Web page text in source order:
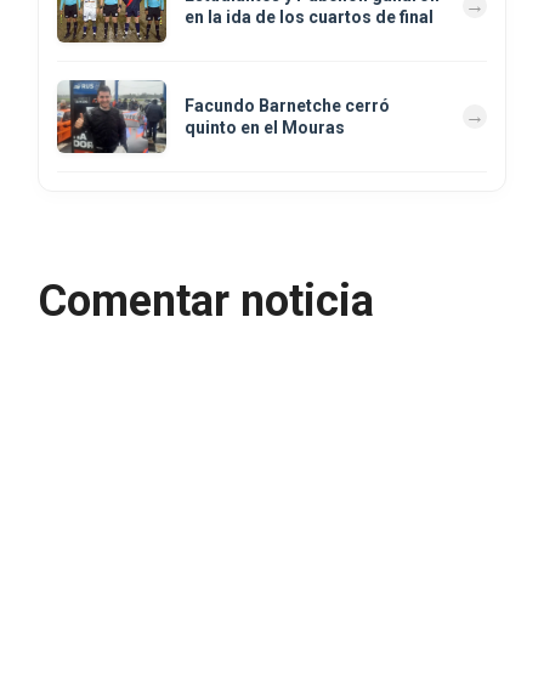
en la ida de los cuartos de final
Facundo Barnetche cerró
quinto en el Mouras
Comentar noticia